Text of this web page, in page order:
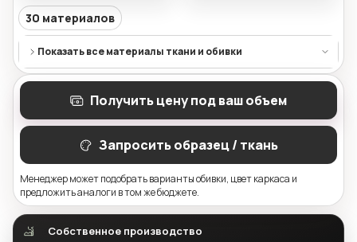
30 материалов
Показать все материалы ткани и обивки
Получить цену под ваш объем
Запросить образец / ткань
Менеджер может подобрать варианты обивки, цвет каркаса и
предложить аналоги в том же бюджете.
Собственное производство